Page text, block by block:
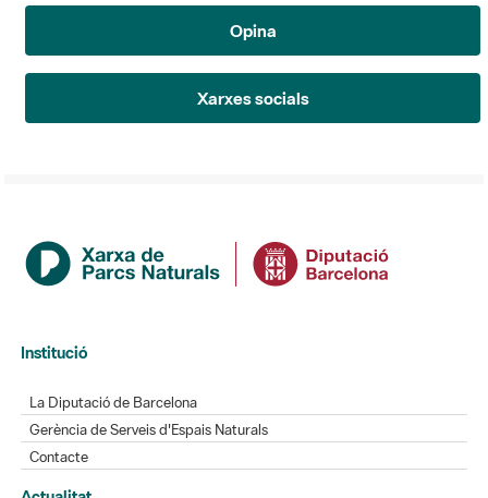
Opina
Xarxes socials
Institució
La Diputació de Barcelona
Gerència de Serveis d'Espais Naturals
Contacte